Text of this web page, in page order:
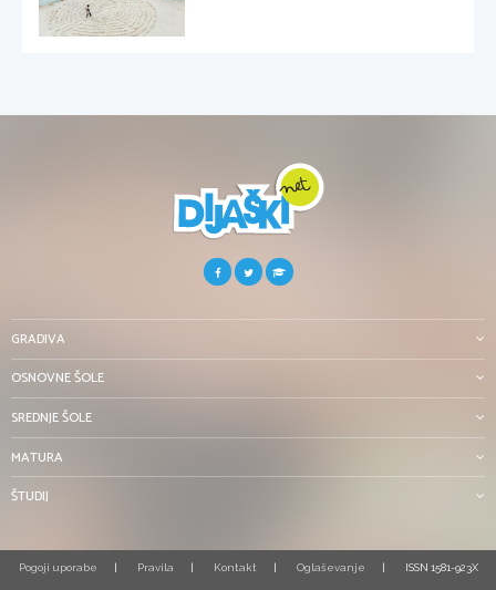
GRADIVA
OSNOVNE ŠOLE
SREDNJE ŠOLE
MATURA
ŠTUDIJ
Pogoji uporabe Pravila Kontakt Oglaševanje ISSN 1581-923X